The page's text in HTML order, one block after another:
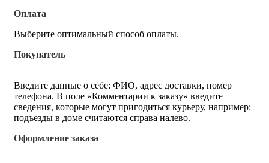
Оплата
Выберите оптимальный способ оплаты.
Покупатель
Введите данные о себе: ФИО, адрес доставки, номер
телефона. В поле «Комментарии к заказу» введите
сведения, которые могут пригодиться курьеру, например:
подъезды в доме считаются справа налево.
Оформление заказа